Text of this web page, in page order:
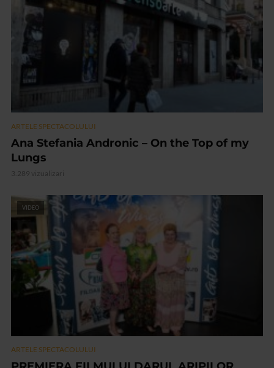
ARTELE SPECTACOLULUI
Ana Stefania Andronic – On the Top of my
Lungs
3.289 vizualizari
VIDEO
ARTELE SPECTACOLULUI